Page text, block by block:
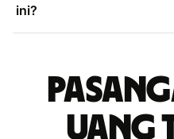
ini?
uang